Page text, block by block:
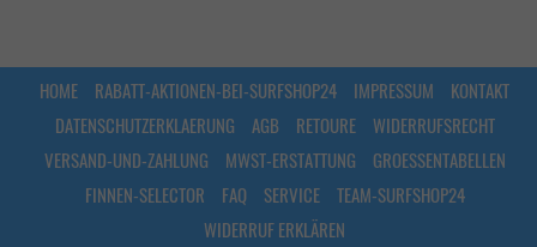
HOME RABATT-AKTIONEN-BEI-SURFSHOP24 IMPRESSUM
KONTAKT
DATENSCHUTZERKLAERUNG
AGB RETOURE
WIDERRUFSRECHT
VERSAND-UND-ZAHLUNG
MWST-ERSTATTUNG
GROESSENTABELLEN
FINNEN-SELECTOR
FAQ SERVICE
TEAM-SURFSHOP24
WIDERRUF ERKLÄREN